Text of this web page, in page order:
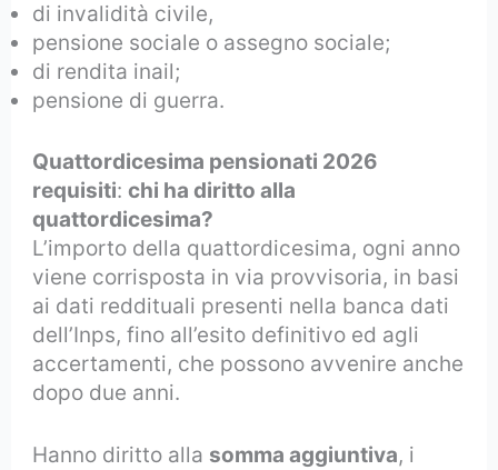
di invalidità civile,
pensione sociale o assegno sociale;
di rendita inail;
pensione di guerra.
Quattordicesima pensionati 2026
requisiti:chi ha diritto alla
quattordicesima?
L’importo della quattordicesima, ogni anno
viene corrisposta in via provvisoria, in basi
ai dati reddituali presenti nella banca dati
dell’Inps, fino all’esito definitivo ed agli
accertamenti, che possono avvenire anche
dopo due anni.
Hanno diritto alla somma aggiuntiva, i